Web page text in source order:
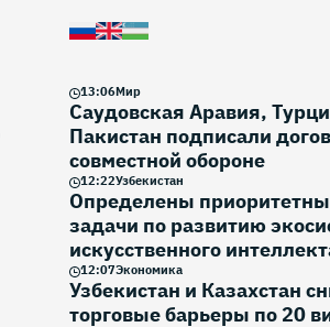
13:06Мир
Саудовская Аравия,
Пакистан подписали
совместной обороне
12:22Узбекистан
Определены
задачи по развитию
искусственного
12:07Экономика
Узбекистан и Казахстан
торговые барьеры по 20